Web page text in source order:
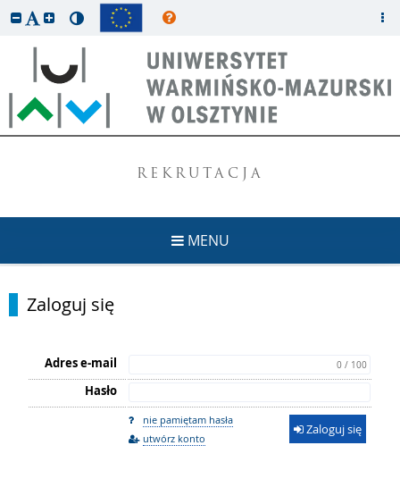
REKRUTACJA
MENU
Zaloguj się
Adres e-mail 0 / 100
Hasło
nie pamiętam hasła
utwórz konto
Zaloguj się